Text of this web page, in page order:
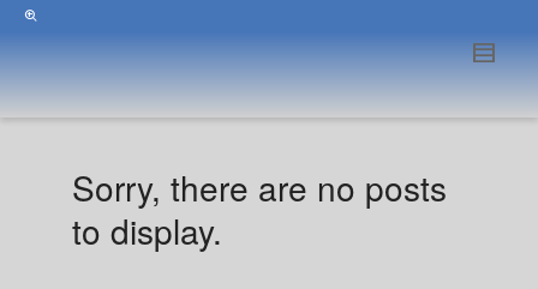
Sorry, there are no posts
to display.